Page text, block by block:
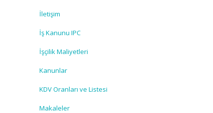
İletişim
İş Kanunu IPC
İşçilik Maliyetleri
Kanunlar
KDV Oranları ve Listesi
Makaleler